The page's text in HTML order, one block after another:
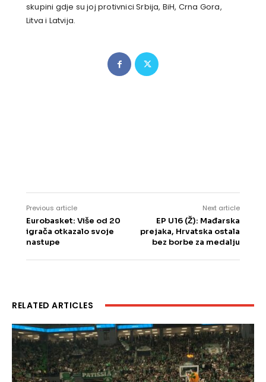
skupini gdje su joj protivnici Srbija, BiH, Crna Gora,
Litva i Latvija.
Previous article
Eurobasket: Više od 20
igrača otkazalo svoje
nastupe
Next article
EP U16 (Ž): Mađarska
prejaka, Hrvatska ostala
bez borbe za medalju
RELATED ARTICLES